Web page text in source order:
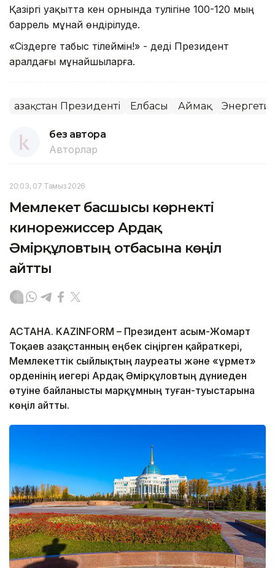
Қазіргі уақытта кен орнында тәулігіне 100-120 мың
баррель мұнай өндірілуде.
«Сіздерге табыс тілеймін!» - деді Президент
аралдағы мұнайшыларға.
Қазақстан Президенті Елбасы Аймақ
без автора
Авторлар
20:03, 07 Тамыз 2026
Мемлекет басшысы көрнекті
кинорежиссер Ардақ
Әмірқұловтың отбасына көңіл
айтты
АСТАНА. KAZINFORM – Президент Қасым-Жомарт
Тоқаев Қазақстанның еңбек сіңірген қайраткері,
Мемлекеттік сыйлықтың лауреаты және «Құрмет»
орденінің иегері Ардақ Әмірқұловтың дүниеден
өтуіне байланысты марқұмның туған-туыстарына
көңіл айтты.